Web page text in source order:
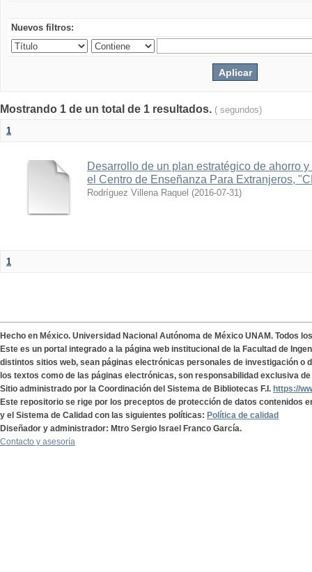
Nuevos filtros:
Mostrando 1 de un total de 1 resultados. ( segundos)
1
Desarrollo de un plan estratégico de ahorro
el Centro de Enseñanza Para Extranjeros,
Rodríguez Villena Raquel (2016-07-31)
1
Hecho en México. Universidad Nacional Autónoma de México UNAM. Todos
Este es un portal integrado a la página web institucional de la Facultad de
distintos sitios web, sean páginas electrónicas personales de investigación o
los textos como de las páginas electrónicas, son responsabilidad exclusiva
Sitio administrado por la Coordinación del Sistema de Bibliotecas F.I. https://
Este repositorio se rige por los preceptos de protección de datos contenidos
y el Sistema de Calidad con las siguientes políticas: Política de calidad
Diseñador y administrador: Mtro Sergio Israel Franco García.
Contacto y asesoría